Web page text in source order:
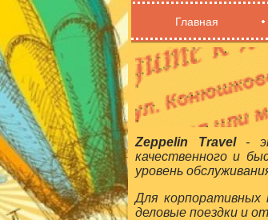
Главная
Zeppelin Travel-
качественного и
уровень
Для корпоративных
деловые поездки и